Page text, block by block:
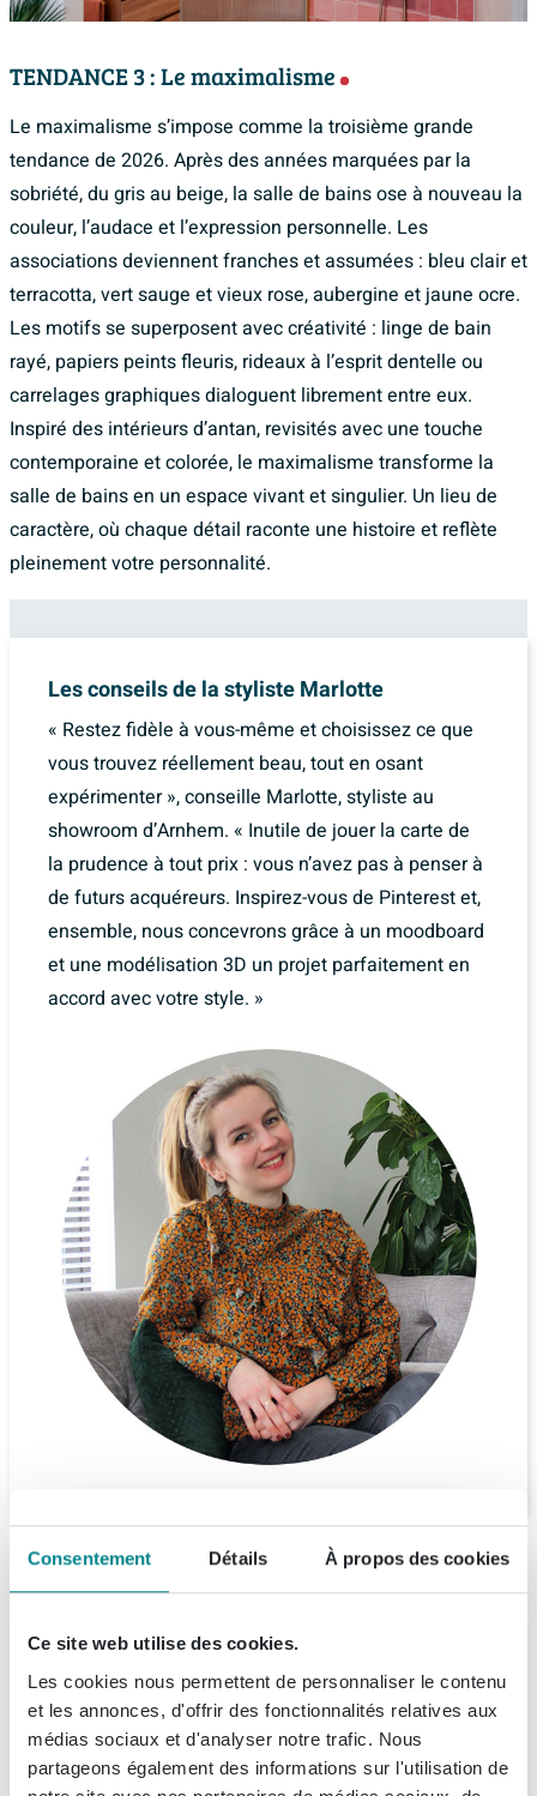
Consentement Détails À propos des cookies
Ce site web utilise des cookies.
Les cookies nous permettent de personnaliser le contenu
et les annonces, d'offrir des fonctionnalités relatives aux
médias sociaux et d'analyser notre trafic. Nous
partageons également des informations sur l'utilisation de
TENDANCE 3 : Le maximalisme
Le maximalisme s’impose comme la troisième grande
tendance de 2026. Après des années marquées par la
sobriété, du gris au beige, la salle de bains ose à nouveau la
couleur, l’audace et l’expression personnelle. Les
associations deviennent franches et assumées : bleu clair et
terracotta, vert sauge et vieux rose, aubergine et jaune ocre.
Les motifs se superposent avec créativité : linge de bain
rayé, papiers peints fleuris, rideaux à l’esprit dentelle ou
carrelages graphiques dialoguent librement entre eux.
Inspiré des intérieurs d’antan, revisités avec une touche
contemporaine et colorée, le maximalisme transforme la
salle de bains en un espace vivant et singulier. Un lieu de
caractère, où chaque détail raconte une histoire et reflète
pleinement votre personnalité.
Les conseils de la styliste Marlotte
« Restez fidèle à vous-même et choisissez ce que
vous trouvez réellement beau, tout en osant
expérimenter », conseille Marlotte, styliste au
showroom d’Arnhem. « Inutile de jouer la carte de
la prudence à tout prix : vous n’avez pas à penser à
de futurs acquéreurs. Inspirez-vous de Pinterest et,
ensemble, nous concevrons grâce à un moodboard
et une modélisation 3D un projet parfaitement en
accord avec votre style. »
Terravito Ornato
EXCLUSIF
Hotbath ACE